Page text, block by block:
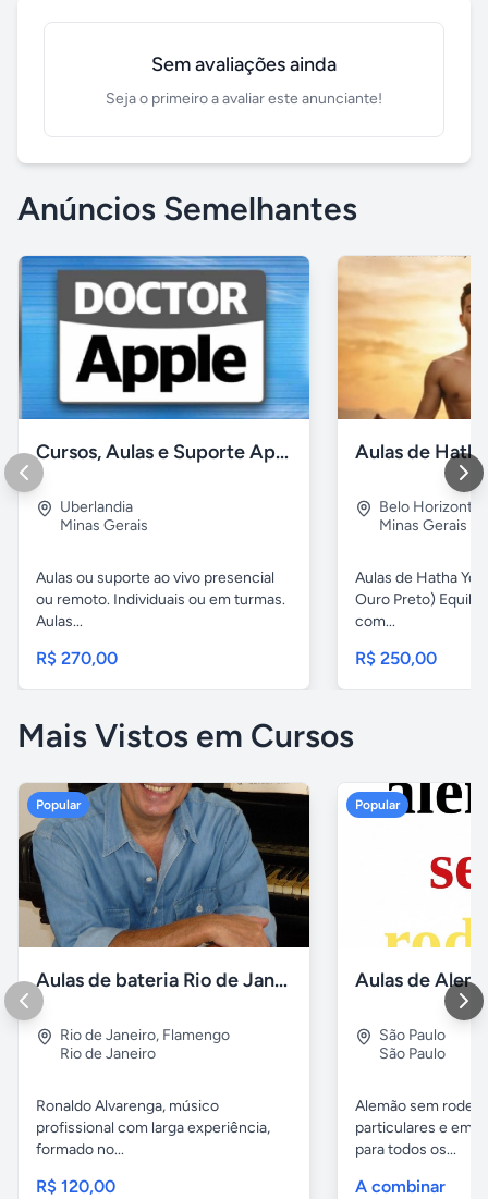
Sem avaliações ainda
Seja o primeiro a avaliar este anunciante!
Anúncios Semelhantes
Cursos, Aulas e Suporte Apple - Básico e Avançado
Uberlandia
Minas Gerais
Aulas ou suporte ao vivo presencial
ou remoto. Individuais ou em turmas.
Aulas...
R$ 270,00
Belo Horizonte
Minas Gerais
Aulas de Hatha
Ouro Preto)
com...
R$ 250,00
Mais Vistos em Cursos
Popular
Aulas de bateria Rio de Janeiro
Rio de Janeiro, Flamengo
Rio de Janeiro
Ronaldo Alvarenga, músico
profissional com larga experiência,
formado no...
R$ 120,00
Popular
São Paulo
São Paulo
Alemão sem
particulares e em
para todos os...
A combinar